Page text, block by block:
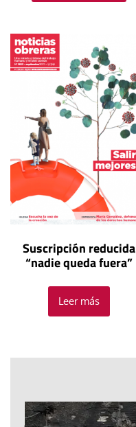
Suscripción reducida
“nadie queda fuera”
Leer más